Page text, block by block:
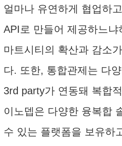
얼마나 유연하게 협업하
API로 만들어 제공하느
마트시티의 확산과 감소
다. 또한, 통합관제는 다
3rd party가 연동돼 복합
이노뎁은 다양한 융복합
수 있는 플랫폼을 보유하